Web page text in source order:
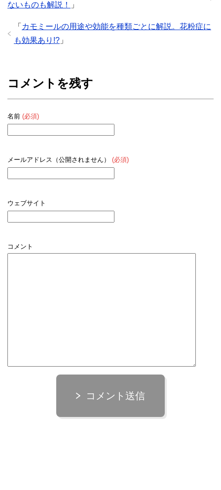
ないものも解説！
」
「 カモミールの用途や効能を種類ごとに解説。花粉症に
も効果あり!? 」
コメントを残す
名前 (必須)
メールアドレス（公開されません） (必須)
ウェブサイト
コメント
コメント送信